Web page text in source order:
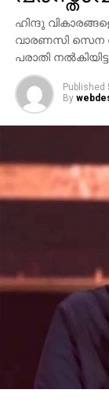
ഹിന്ദു
വാരണസി സെന
പരാതി
Published
By